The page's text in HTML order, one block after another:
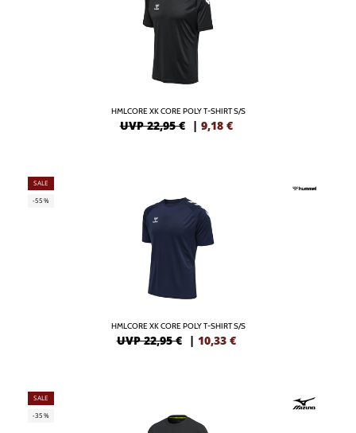
HMLCORE XK CORE POLY T-SHIRT S/S
UVP 22,95 € | 9,18 €
SALE
-55%
HMLCORE XK CORE POLY T-SHIRT S/S
UVP 22,95 € | 10,33 €
SALE
-35%